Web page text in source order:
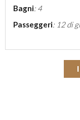
Bagni: 4
Passeggeri: 12 di